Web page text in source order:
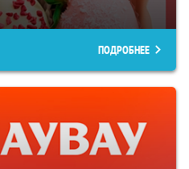
ПОДРОБНЕЕ